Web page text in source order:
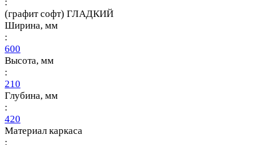
(графит софт) ГЛАДКИЙ
Ширина, мм
:
600
Высота, мм
:
210
Глубина, мм
:
420
Материал каркаса
: